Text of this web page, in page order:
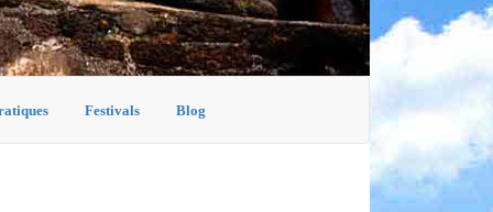
Festivals Blog